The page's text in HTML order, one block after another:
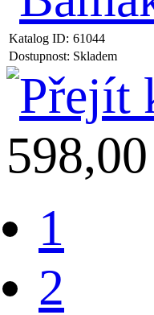
Katalog ID: 61044
Dostupnost: Skladem
1
2